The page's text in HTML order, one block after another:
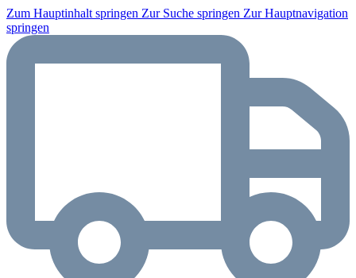
Zum Hauptinhalt springen Zur Suche springen Zur Hauptnavigation
springen